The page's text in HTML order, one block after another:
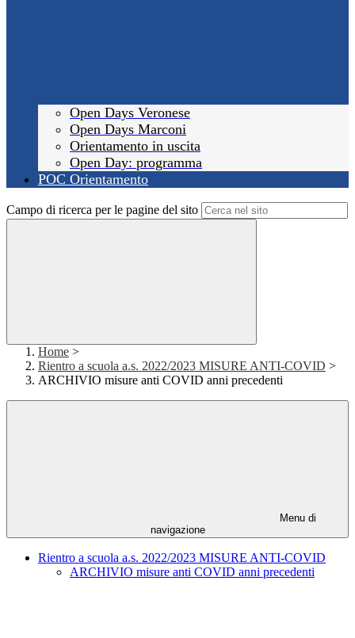
Open Days Veronese
Open Days Marconi
Orientamento in uscita
Open Day: programma
POC Orientamento
Campo di ricerca per le pagine del sito
Home >
Rientro a scuola a.s. 2022/2023 MISURE ANTI-COVID >
ARCHIVIO misure anti COVID anni precedenti
Menu di
navigazione
Rientro a scuola a.s. 2022/2023 MISURE ANTI-COVID
ARCHIVIO misure anti COVID anni precedenti